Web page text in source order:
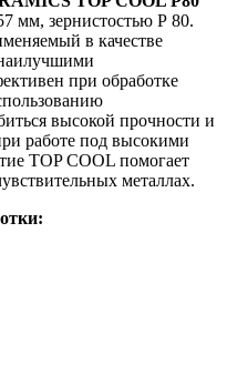
мм, зернистостью Р 80.
в качестве
при обработке
высокой прочности и
работе под высокими
TOP COOL помогает
металлах.